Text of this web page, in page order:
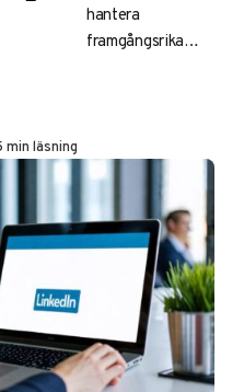
hantera
framgångsrika
komplett guide för
min läsning